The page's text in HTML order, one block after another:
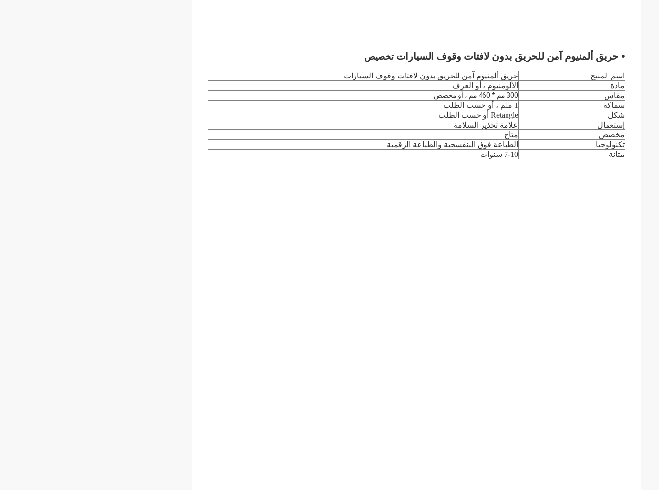
• حريق ألمنيوم آمن للحريق بدون لافتات وقوف السيارات تخصيص
اسم المنتج
حريق ألمنيوم آمن للحريق بدون لافتات وقوف السيارات
مادة
الألومنيوم ، أو العرف
مقاس
300 مم * 460 مم ، أو مخصص
سماكة
1 ملم ، أو حسب الطلب
شكل
Retangle أو حسب الطلب
إستعمال
علامة تحذير السلامة
مخصص
متاح
تكنولوجيا
الطباعة فوق البنفسجية والطباعة الرقمية
متانة
7-10 سنوات